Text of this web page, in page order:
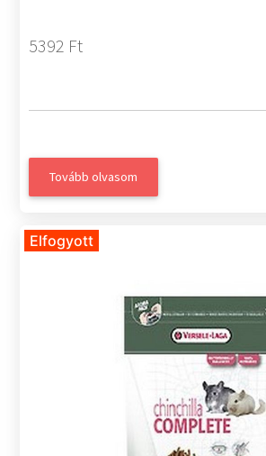
5392 Ft
Tovább olvasom
Elfogyott